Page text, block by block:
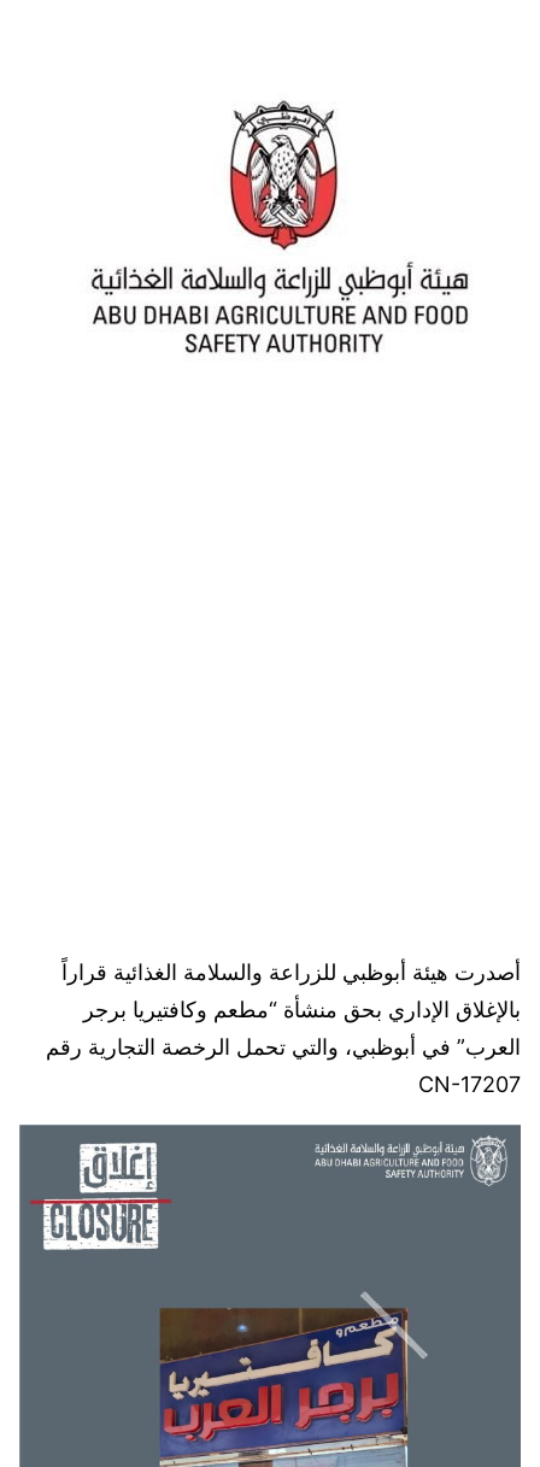
أصدرت هيئة أبوظبي للزراعة والسلامة الغذائية قراراً
بالإغلاق الإداري بحق منشأة “مطعم وكافتيريا برجر
العرب” في أبوظبي، والتي تحمل الرخصة التجارية رقم
CN-17207